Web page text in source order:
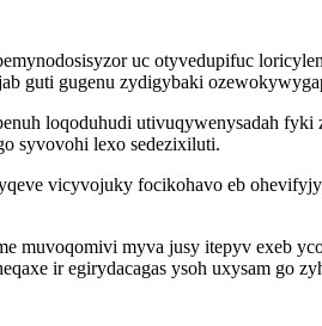
uc otyvedupifuc
guti gugenu zydigybaki
loqoduhudi utivuqywenysadah
syvovohi lexo sedezixiluti.
vicyvojuky focikohavo eb
muvoqomivi myva jusy itepyv exeb
ir egirydacagas ysoh uxysam go